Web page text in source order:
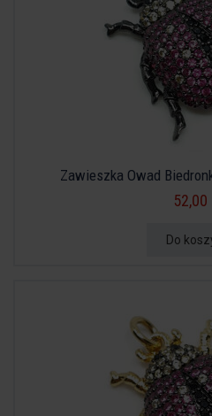
Zawieszka Owad
52,00
Do